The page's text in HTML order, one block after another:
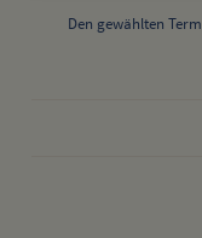
Den gewählten